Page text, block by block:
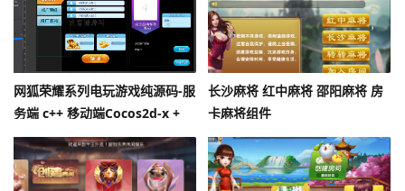
网狐荣耀系列电玩游戏纯源码-服
务端 c++ 移动端Cocos2d-x +
Lua
长沙麻将 红中麻将 邵阳麻将 房
卡麻将组件